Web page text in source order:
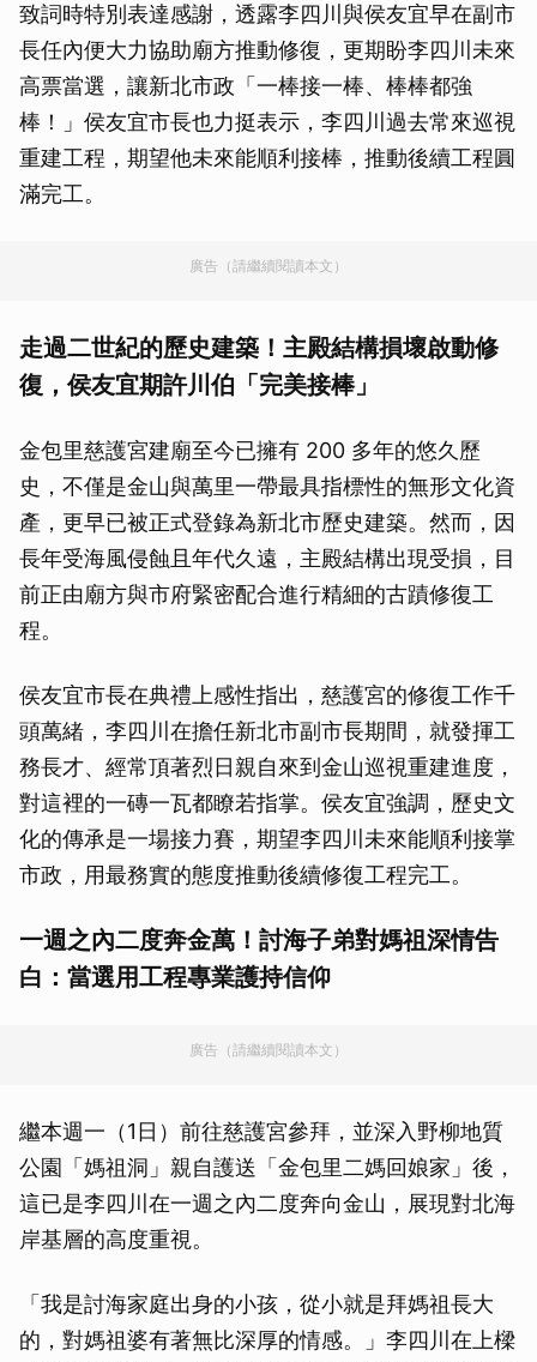
致詞時特別表達感謝，透露李四川與侯友宜早在副市
長任內便大力協助廟方推動修復，更期盼李四川未來
高票當選，讓新北市政「一棒接一棒、棒棒都強
棒！」侯友宜市長也力挺表示，李四川過去常來巡視
重建工程，期望他未來能順利接棒，推動後續工程圓
滿完工。
廣告（請繼續閱讀本文）
走過二世紀的歷史建築！主殿結構損壞啟動修
復，侯友宜期許川伯「完美接棒」
金包里慈護宮建廟至今已擁有 200 多年的悠久歷
史，不僅是金山與萬里一帶最具指標性的無形文化資
產，更早已被正式登錄為新北市歷史建築。然而，因
長年受海風侵蝕且年代久遠，主殿結構出現受損，目
前正由廟方與市府緊密配合進行精細的古蹟修復工
程。
侯友宜市長在典禮上感性指出，慈護宮的修復工作千
頭萬緒，李四川在擔任新北市副市長期間，就發揮工
務長才、經常頂著烈日親自來到金山巡視重建進度，
對這裡的一磚一瓦都瞭若指掌。侯友宜強調，歷史文
化的傳承是一場接力賽，期望李四川未來能順利接掌
市政，用最務實的態度推動後續修復工程完工。
一週之內二度奔金萬！討海子弟對媽祖深情告
白：當選用工程專業護持信仰
廣告（請繼續閱讀本文）
繼本週一（1日）前往慈護宮參拜，並深入野柳地質
公園「媽祖洞」親自護送「金包里二媽回娘家」後，
這已是李四川在一週之內二度奔向金山，展現對北海
岸基層的高度重視。
「我是討海家庭出身的小孩，從小就是拜媽祖長大
的，對媽祖婆有著無比深厚的情感。」李四川在上樑